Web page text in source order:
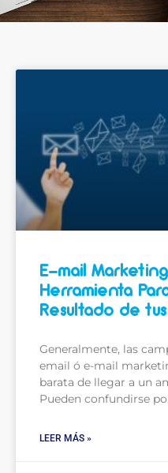
E-mail
Herramienta
Resultado de
Generalmente, las
email ó e-mail
barata de llegar a un
Pueden confundirse
LEER MÁS »